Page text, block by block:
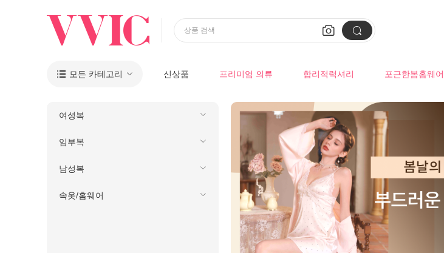
 
상품 검색
 모든 카테고리 신상품 프리미엄 의류 합리적럭셔리 포근한봄홈웨어
여성복
임부복
남성복
속옷/홈웨어